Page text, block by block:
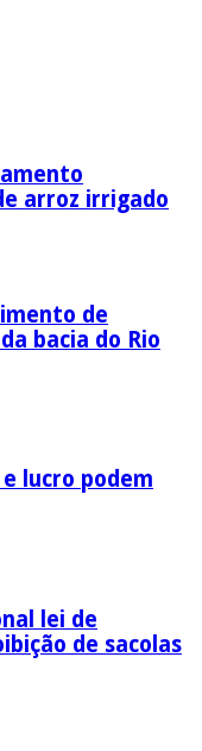
arroz irrigado
de
bacia do Rio
lucro podem
lei de
de sacolas